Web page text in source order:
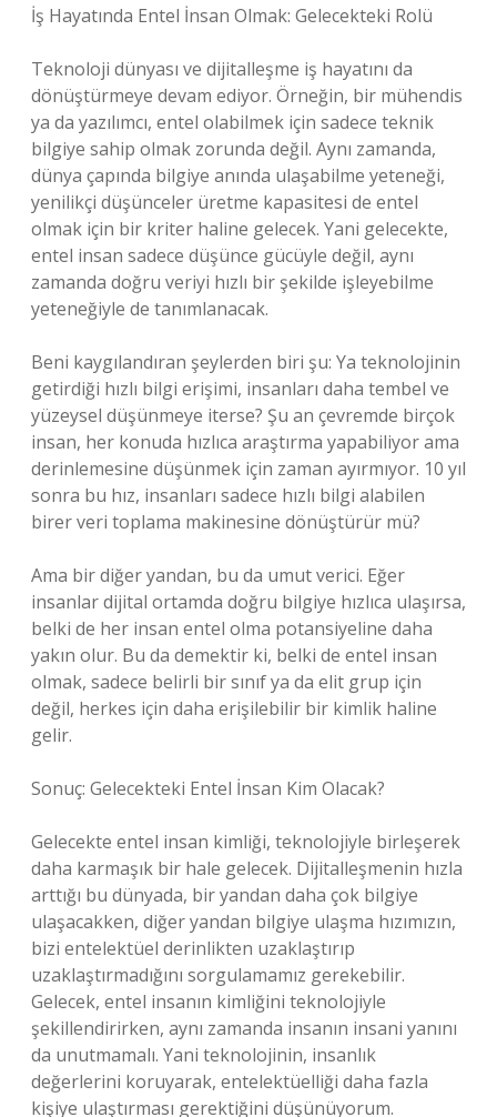
İş Hayatında Entel İnsan Olmak: Gelecekteki Rolü
Teknoloji dünyası ve dijitalleşme iş hayatını da
dönüştürmeye devam ediyor. Örneğin, bir mühendis
ya da yazılımcı, entel olabilmek için sadece teknik
bilgiye sahip olmak zorunda değil. Aynı zamanda,
dünya çapında bilgiye anında ulaşabilme yeteneği,
yenilikçi düşünceler üretme kapasitesi de entel
olmak için bir kriter haline gelecek. Yani gelecekte,
entel insan sadece düşünce gücüyle değil, aynı
zamanda doğru veriyi hızlı bir şekilde işleyebilme
yeteneğiyle de tanımlanacak.
Beni kaygılandıran şeylerden biri şu: Ya teknolojinin
getirdiği hızlı bilgi erişimi, insanları daha tembel ve
yüzeysel düşünmeye iterse? Şu an çevremde birçok
insan, her konuda hızlıca araştırma yapabiliyor ama
derinlemesine düşünmek için zaman ayırmıyor. 10 yıl
sonra bu hız, insanları sadece hızlı bilgi alabilen
birer veri toplama makinesine dönüştürür mü?
Ama bir diğer yandan, bu da umut verici. Eğer
insanlar dijital ortamda doğru bilgiye hızlıca ulaşırsa,
belki de her insan entel olma potansiyeline daha
yakın olur. Bu da demektir ki, belki de entel insan
olmak, sadece belirli bir sınıf ya da elit grup için
değil, herkes için daha erişilebilir bir kimlik haline
gelir.
Sonuç: Gelecekteki Entel İnsan Kim Olacak?
Gelecekte entel insan kimliği, teknolojiyle birleşerek
daha karmaşık bir hale gelecek. Dijitalleşmenin hızla
arttığı bu dünyada, bir yandan daha çok bilgiye
ulaşacakken, diğer yandan bilgiye ulaşma hızımızın,
bizi entelektüel derinlikten uzaklaştırıp
uzaklaştırmadığını sorgulamamız gerekebilir.
Gelecek, entel insanın kimliğini teknolojiyle
şekillendirirken, aynı zamanda insanın insani yanını
da unutmamalı. Yani teknolojinin, insanlık
değerlerini koruyarak, entelektüelliği daha fazla
kişiye ulaştırması gerektiğini düşünüyorum.